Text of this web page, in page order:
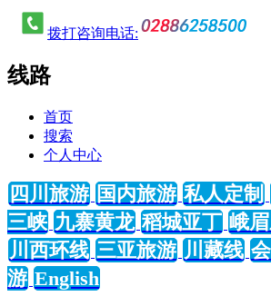
拨打咨询电话:
线路
首页
搜索
个人中心
四川旅游 国内旅游 私人定制
三峡 九寨黄龙 稻城亚丁 峨
川西环线 三亚旅游 川藏线
游 English